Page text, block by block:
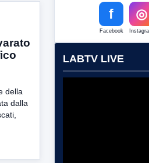
della
dalla
f
Facebook
◎
LABTV LIVE